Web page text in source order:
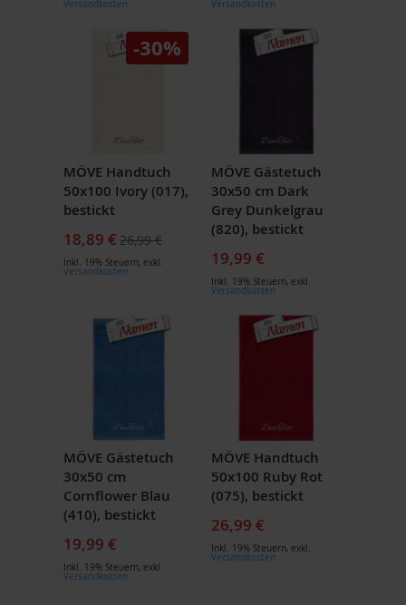
Versandkosten Versandkosten
-30%
MÖVE Handtuch
50x100 Ivory (017),
bestickt
Sonderpreis
18,89 € 26,99 €
Inkl. 19% Steuern, exkl.
Versandkosten
MÖVE Gästetuch
30x50 cm Dark
Grey Dunkelgrau
(820), bestickt
19,99 €
Inkl. 19% Steuern, exkl.
Versandkosten
MÖVE Gästetuch
30x50 cm
Cornflower Blau
(410), bestickt
19,99 €
Inkl. 19% Steuern, exkl.
Versandkosten
MÖVE Handtuch
50x100 Ruby Rot
(075), bestickt
26,99 €
Inkl. 19% Steuern, exkl.
Versandkosten